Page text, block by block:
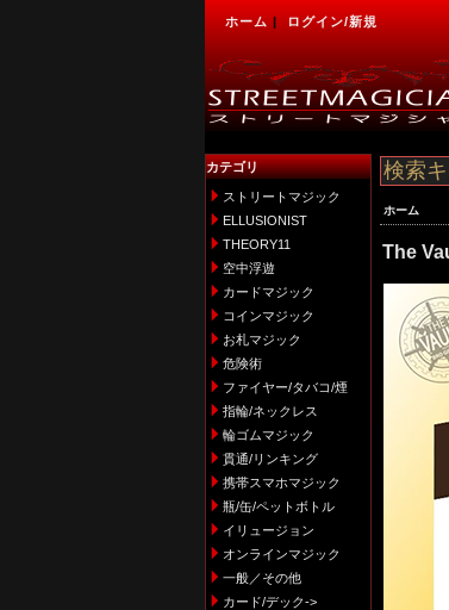
ホーム | ログイン/新規
カテゴリ
ストリートマジック
ELLUSIONIST
THEORY11
空中浮遊
カードマジック
コインマジック
お札マジック
危険術
ファイヤー/タバコ/煙
指輪/ネックレス
輪ゴムマジック
貫通/リンキング
携帯スマホマジック
瓶/缶/ペットボトル
イリュージョン
オンラインマジック
一般／その他
カード/デック->
ホーム
The